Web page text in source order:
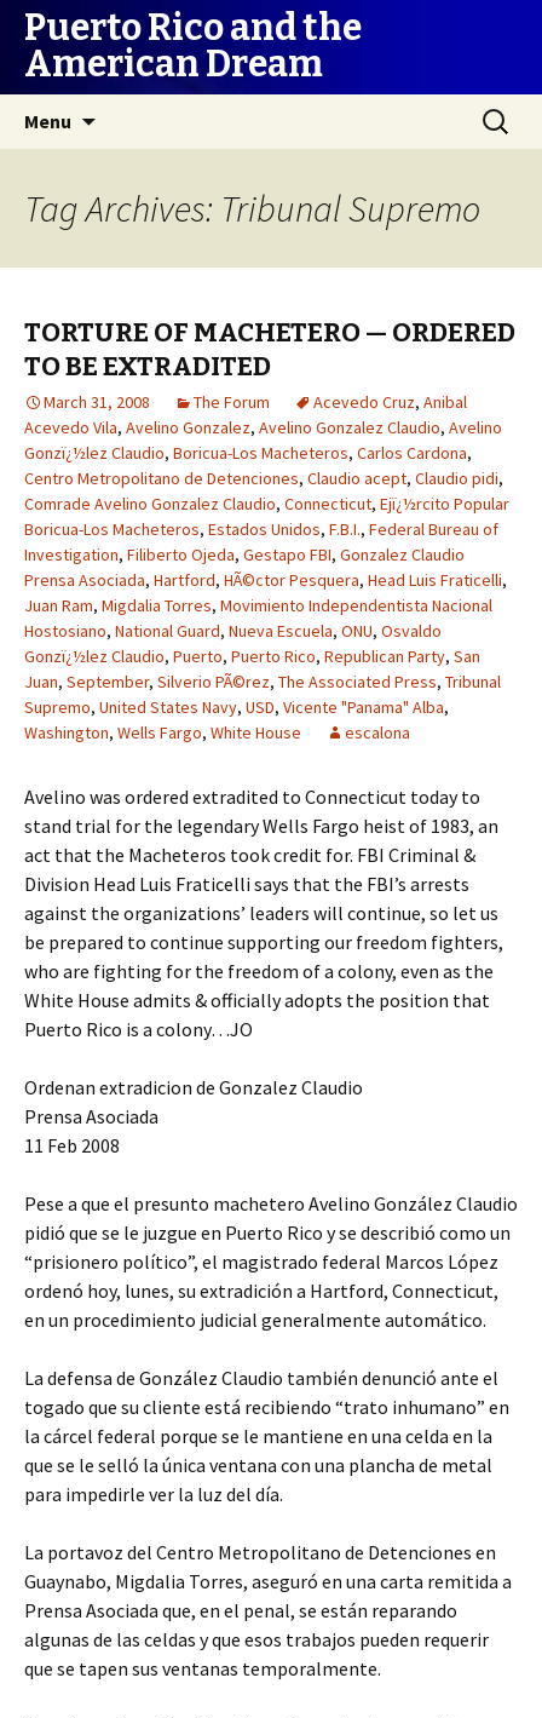
Puerto Rico and the
American Dream
Menu
Search
for:
Tag Archives: Tribunal Supremo
TORTURE OF MACHETERO — ORDERED
TO BE EXTRADITED
March 31, 2008 The Forum Acevedo Cruz, Anibal
Acevedo Vila, Avelino Gonzalez, Avelino Gonzalez Claudio, Avelino
Gonzï¿½lez Claudio, Boricua-Los Macheteros, Carlos Cardona,
Centro Metropolitano de Detenciones, Claudio acept, Claudio pidi,
Comrade Avelino Gonzalez Claudio, Connecticut, Ejï¿½rcito Popular
Boricua-Los Macheteros, Estados Unidos, F.B.I., Federal Bureau of
Investigation, Filiberto Ojeda, Gestapo FBI, Gonzalez Claudio
Prensa Asociada, Hartford, HÃ©ctor Pesquera, Head Luis Fraticelli,
Juan Ram, Migdalia Torres, Movimiento Independentista Nacional
Hostosiano, National Guard, Nueva Escuela, ONU, Osvaldo
Gonzï¿½lez Claudio, Puerto, Puerto Rico, Republican Party, San
Juan, September, Silverio PÃ©rez, The Associated Press, Tribunal
Supremo, United States Navy, USD, Vicente "Panama" Alba,
Washington, Wells Fargo, White House escalona
Avelino was ordered extradited to Connecticut today to
stand trial for the legendary Wells Fargo heist of 1983, an
act that the Macheteros took credit for. FBI Criminal &
Division Head Luis Fraticelli says that the FBI’s arrests
against the organizations’ leaders will continue, so let us
be prepared to continue supporting our freedom fighters,
who are fighting for the freedom of a colony, even as the
White House admits & officially adopts the position that
Puerto Rico is a colony…JO
Ordenan extradicion de Gonzalez Claudio
Prensa Asociada
11 Feb 2008
Pese a que el presunto machetero Avelino González Claudio
pidió que se le juzgue en Puerto Rico y se describió como un
“prisionero político”, el magistrado federal Marcos López
ordenó hoy, lunes, su extradición a Hartford, Connecticut,
en un procedimiento judicial generalmente automático.
La defensa de González Claudio también denunció ante el
togado que su cliente está recibiendo “trato inhumano” en
la cárcel federal porque se le mantiene en una celda en la
que se le selló la única ventana con una plancha de metal
para impedirle ver la luz del día.
La portavoz del Centro Metropolitano de Detenciones en
Guaynabo, Migdalia Torres, aseguró en una carta remitida a
Prensa Asociada que, en el penal, se están reparando
algunas de las celdas y que esos trabajos pueden requerir
que se tapen sus ventanas temporalmente.